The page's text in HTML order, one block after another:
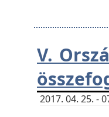
V.
2017. 04. 25. -